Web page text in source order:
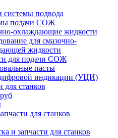
подвода
подачи СОЖ
охлаждающие жидкости
для смазочно-
жидкости
для подачи СОЖ
пасты
индикации (УЦИ)
для станков
для станков
и запчасти для станков